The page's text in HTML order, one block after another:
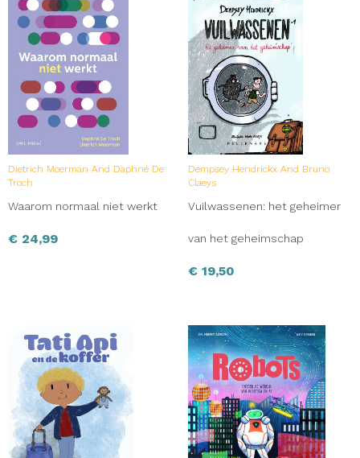
Dietrich Moerman And Daphné De
Troch
Waarom normaal niet werkt
€ 24,99
Dempsey Hendrickx And Bruno
Claeys
Vuilwassenen: het geheimer
van het geheimschap
€ 19,50